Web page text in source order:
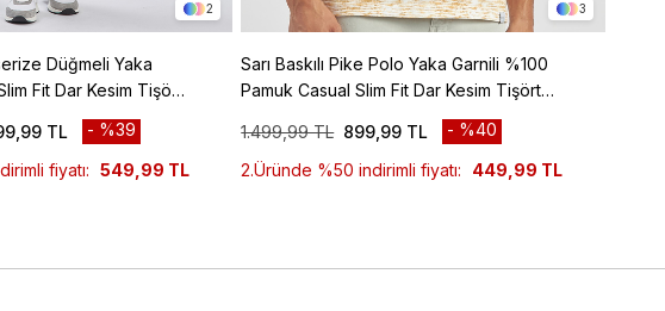
2
Düğmeli Yaka
Fit Dar Kesim Tişört
TL
%39
fiyatı: 549,99 TL
3
Sarı Baskılı Pike Polo Yaka Garnili %100
Pamuk Casual Slim Fit Dar Kesim Tişört
899,99 TL
1.499,99 TL
%40
2.Üründe %50 indirimli fiyatı:
449,99 TL